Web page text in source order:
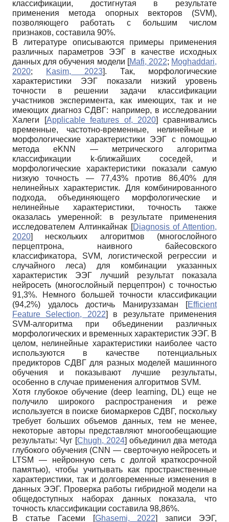
классификации, достигнутая в результате
применения метода опорных векторов (SVM),
позволяющего работать с большим числом
признаков, составила 90%.
В литературе описываются примеры применения
различных параметров ЭЭГ в качестве исходных
данных для обучения модели [Mafi, 2022; Moghaddari,
2020; Kasim, 2023]. Так, морфологические
характеристики ЭЭГ показали низкий уровень
точности в решении задачи классификации
участников эксперимента, как имеющих, так и не
имеющих диагноз СДВГ: например, в исследовании
Халеги
[Applicable features of, 2020]
сравнивались
временные, частотно-временные, нелинейные и
морфологические характеристики ЭЭГ с помощью
метода eKNN — метрического алгоритма
классификации k-ближайших соседей, и
морфологические характеристики показали самую
низкую точность — 77,43% против 86,40% для
нелинейных характеристик. Для комбинированного
подхода, объединяющего морфологические и
нелинейные характеристики, точность также
оказалась умеренной: в результате применения
исследователем Алтинкайнак [Diagnosis of Attention,
2020]
нескольких алгоритмов (многослойного
перцептрона, наивного байесовского
классификатора, SVM, логистической регрессии и
случайного леса) для комбинации указанных
характеристик ЭЭГ лучший результат показала
нейросеть (многослойный перцептрон) с точностью
91,3%. Немного большей точности классификации
(94,2%) удалось достичь Манируззаман
[Efficient
Feature Selection, 2022]
в результате применения
SVM-алгоритма при объединении различных
морфологических и временных характеристик ЭЭГ. В
целом, нелинейные характеристики наиболее часто
используются в качестве потенциальных
предикторов СДВГ для разных моделей машинного
обучения и показывают лучшие результаты,
особенно в случае применения алгоритмов SVM.
Хотя глубокое обучение (deep learning, DL) еще не
получило широкого распространения и реже
используется в поиске биомаркеров СДВГ, поскольку
требует больших объемов данных, тем не менее,
некоторые авторы представляют многообещающие
результаты: Чуг [Chugh, 2024] объединил два метода
глубокого обучения (CNN — сверточную нейросеть и
LTSM — нейронную сеть с долгой краткосрочной
памятью), чтобы учитывать как пространственные
характеристики, так и долговременные изменения в
данных ЭЭГ. Проверка работы гибридной модели на
общедоступных наборах данных показала, что
точность классификации составила 98,86%.
В статье Гасеми
[Ghasemi, 2022] записи ЭЭГ,